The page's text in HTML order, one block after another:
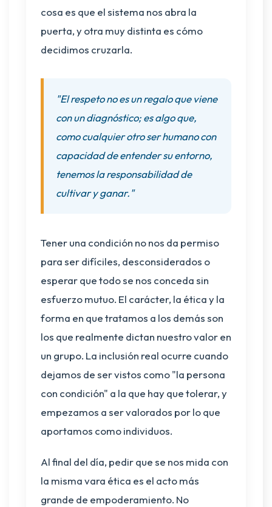
cosa es que el sistema nos abra la
puerta, y otra muy distinta es cómo
decidimos cruzarla.
"El respeto no es un regalo que viene
con un diagnóstico; es algo que,
como cualquier otro ser humano con
capacidad de entender su entorno,
tenemos la responsabilidad de
cultivar y ganar."
Tener una condición no nos da permiso
para ser difíciles, desconsiderados o
esperar que todo se nos conceda sin
esfuerzo mutuo. El carácter, la ética y la
forma en que tratamos a los demás son
los que realmente dictan nuestro valor en
un grupo. La inclusión real ocurre cuando
dejamos de ser vistos como "la persona
con condición" a la que hay que tolerar, y
empezamos a ser valorados por lo que
aportamos como individuos.
Al final del día, pedir que se nos mida con
la misma vara ética es el acto más
grande de empoderamiento. No